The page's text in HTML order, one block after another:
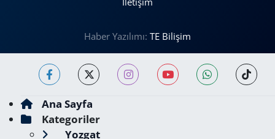
Haber Yazılımı: TE Bilişim
Ana Sayfa
Kategoriler
Yozgat